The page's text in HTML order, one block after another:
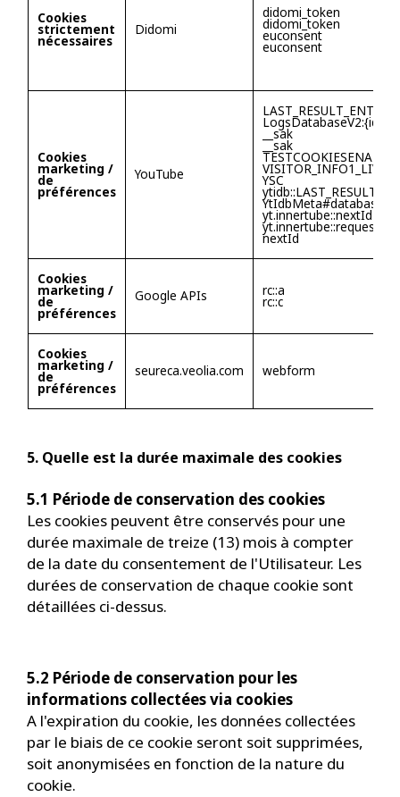
Cookies
strictement
nécessaires
Didomi
didomi_token
didomi_token
euconsent
euconsent
Cookies
marketing /
de
préférences
YouTube
LogsDatabaseV2:{id}
__sak
__sak
VISITOR_INFO1_LIVE
YSC
yt.innertube::nextId
yt.innertube::requests
nextId
Cookies
marketing /
de
préférences
Google APIs rc::a
rc::c
Cookies
marketing /
de
préférences
seureca.veolia.com webform
5. Quelle est la durée maximale des cookies
5.1 Période de conservation des cookies
Les cookies peuvent être conservés pour une
durée maximale de treize (13) mois à compter
de la date du consentement de l'Utilisateur. Les
durées de conservation de chaque cookie sont
détaillées ci-dessus.
5.2 Période de conservation pour les
informations collectées via cookies
A l'expiration du cookie, les données collectées
par le biais de ce cookie seront soit supprimées,
soit anonymisées en fonction de la nature du
cookie.